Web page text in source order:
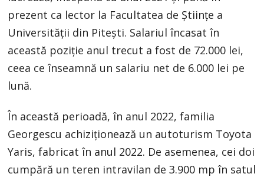
prezent ca lector la Facultatea de Științe a
Universității din Pitești. Salariul încasat în
această poziție anul trecut a fost de 72.000 lei,
ceea ce înseamnă un salariu net de 6.000 lei pe
lună.
În această perioadă, în anul 2022, familia
Georgescu achiziționează un autoturism Toyota
Yaris, fabricat în anul 2022. De asemenea, cei doi
cumpără un teren intravilan de 3.900 mp în satul